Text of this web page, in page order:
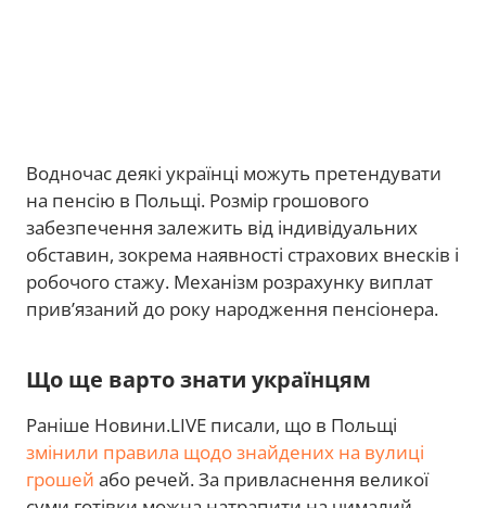
Водночас деякі українці можуть претендувати
на пенсію в Польщі. Розмір грошового
забезпечення залежить від індивідуальних
обставин, зокрема наявності страхових внесків і
робочого стажу. Механізм розрахунку виплат
прив’язаний до року народження пенсіонера.
Що ще варто знати українцям
Раніше Новини.LIVE писали, що в Польщі
змінили правила щодо знайдених на вулиці
грошей або речей. За привласнення великої